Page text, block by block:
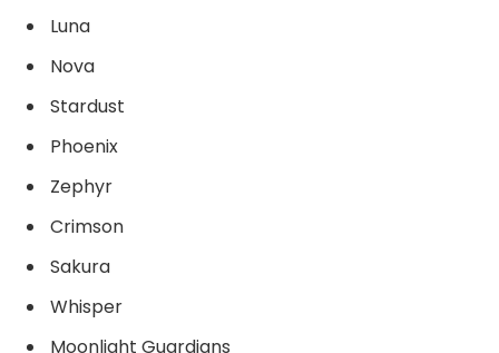
Luna
Nova
Stardust
Phoenix
Zephyr
Crimson
Sakura
Whisper
Moonlight Guardians